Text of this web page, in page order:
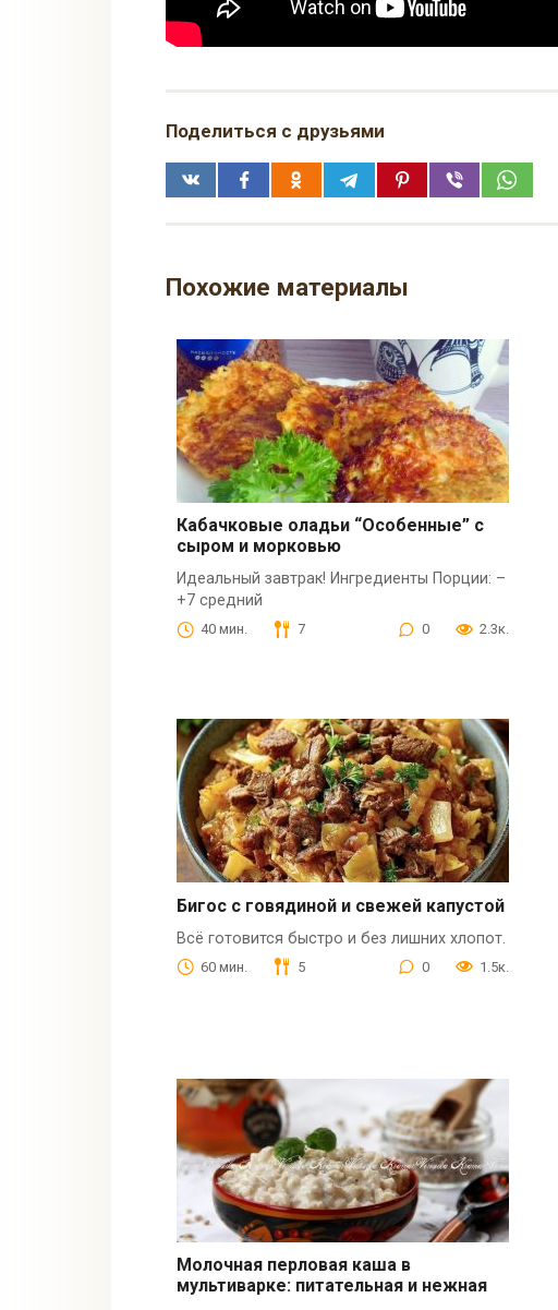
Поделиться с друзьями
Похожие материалы
Кабачковые оладьи “Особенные” с
сыром и морковью
Идеальный завтрак! Ингредиенты Порции: –
+7 средний
40 мин. 7 0 2.3к.
Бигос с говядиной и свежей капустой
Всё готовится быстро и без лишних хлопот.
60 мин. 5 0 1.5к.
Молочная перловая каша в
мультиварке: питательная и нежная